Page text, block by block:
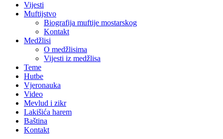
Vijesti
Muftijstvo
Biografija muftije mostarskog
Kontakt
Medžlisi
O medžlisima
Vijesti iz medžlisa
Teme
Hutbe
Vjeronauka
Video
Mevlud i zikr
Lakišića harem
Baština
Kontakt